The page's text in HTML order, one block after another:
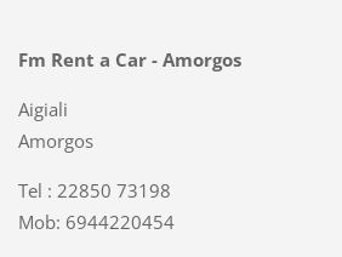
Fm Rent a Car - Amorgos
Aigiali
Amorgos
Tel : 22850 73198
Mob: 6944220454